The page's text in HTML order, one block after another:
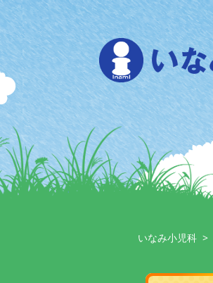
Skip
to
content
いなみ小児科 >